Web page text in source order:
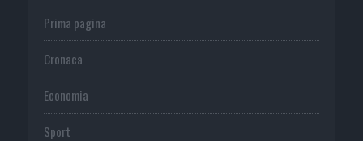
Prima pagina
Cronaca
Economia
Sport